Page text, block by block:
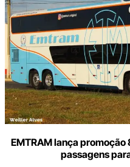
EMTRAM lança
passagens
e-
mail